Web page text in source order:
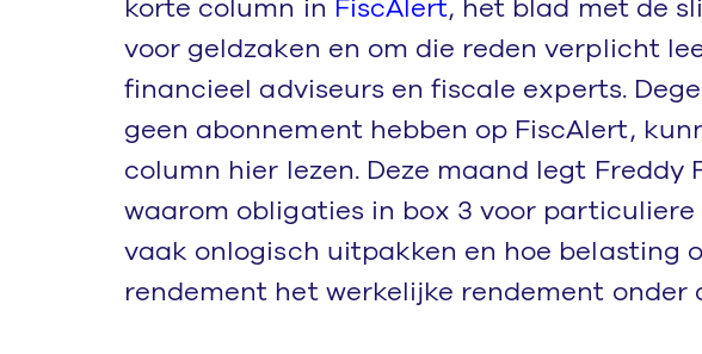
korte column in FiscAlert, het blad met de
voor geldzaken en om die reden verplicht
financieel adviseurs en fiscale experts.
geen abonnement hebben op FiscAlert,
column hier lezen. Deze maand legt Freddy
waarom obligaties in box 3 voor particuliere
vaak onlogisch uitpakken en hoe belasting
rendement het werkelijke rendement onder